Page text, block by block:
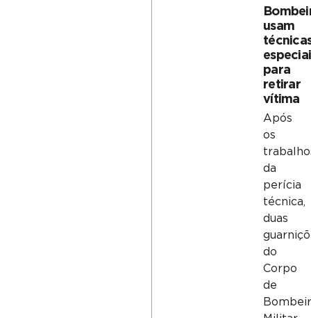
usam
para
retirar
vítima
Após
os
da
perícia
técnica,
duas
do
Corpo
de